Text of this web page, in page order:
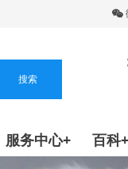
服务中心+ 百科+